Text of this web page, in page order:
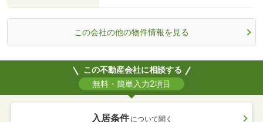
この会社の他の物件情報を見る
この不動産会社に相談する
無料・簡単入力2項目
入居条件 について聞く